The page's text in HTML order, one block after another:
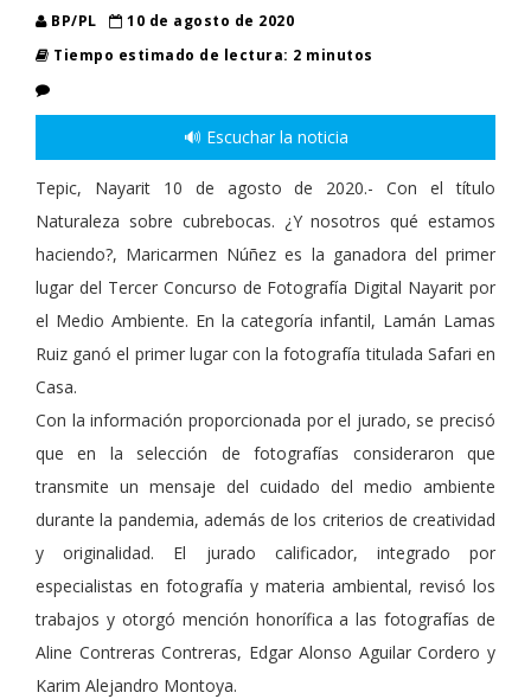
BP/PL
10 de agosto de 2020
Tiempo estimado de lectura: 2 minutos
🔊 Escuchar la noticia
Tepic, Nayarit 10 de agosto de 2020.- Con el título
Naturaleza sobre cubrebocas. ¿Y nosotros qué estamos
haciendo?, Maricarmen Núñez es la ganadora del primer
lugar del Tercer Concurso de Fotografía Digital Nayarit por
el Medio Ambiente. En la categoría infantil, Lamán Lamas
Ruiz ganó el primer lugar con la fotografía titulada Safari en
Casa.
Con la información proporcionada por el jurado, se precisó
que en la selección de fotografías consideraron que
transmite un mensaje del cuidado del medio ambiente
durante la pandemia, además de los criterios de creatividad
y originalidad. El jurado calificador, integrado por
especialistas en fotografía y materia ambiental, revisó los
trabajos y otorgó mención honorífica a las fotografías de
Aline Contreras Contreras, Edgar Alonso Aguilar Cordero y
Karim Alejandro Montoya.